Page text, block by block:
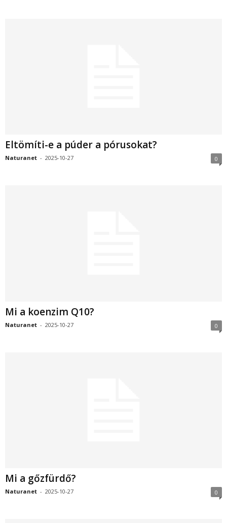
Eltömíti-e a púder a pórusokat?
Naturanet - 2025-10-27 0
Mi a koenzim Q10?
Naturanet - 2025-10-27 0
Mi a gőzfürdő?
Naturanet - 2025-10-27 0